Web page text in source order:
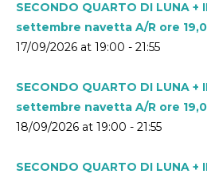
SECONDO QUARTO DI LUNA +
settembre navetta A/R ore
17/09/2026 at 19:00 - 21:55
SECONDO QUARTO DI LUNA +
settembre navetta A/R ore
18/09/2026 at 19:00 - 21:55
SECONDO QUARTO DI LUNA +